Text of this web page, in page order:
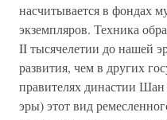
насчитывается в фондах
экземпляров. Техника
II тысячелетии до нашей
развития, чем в других
правителях династии
эры) этот вид